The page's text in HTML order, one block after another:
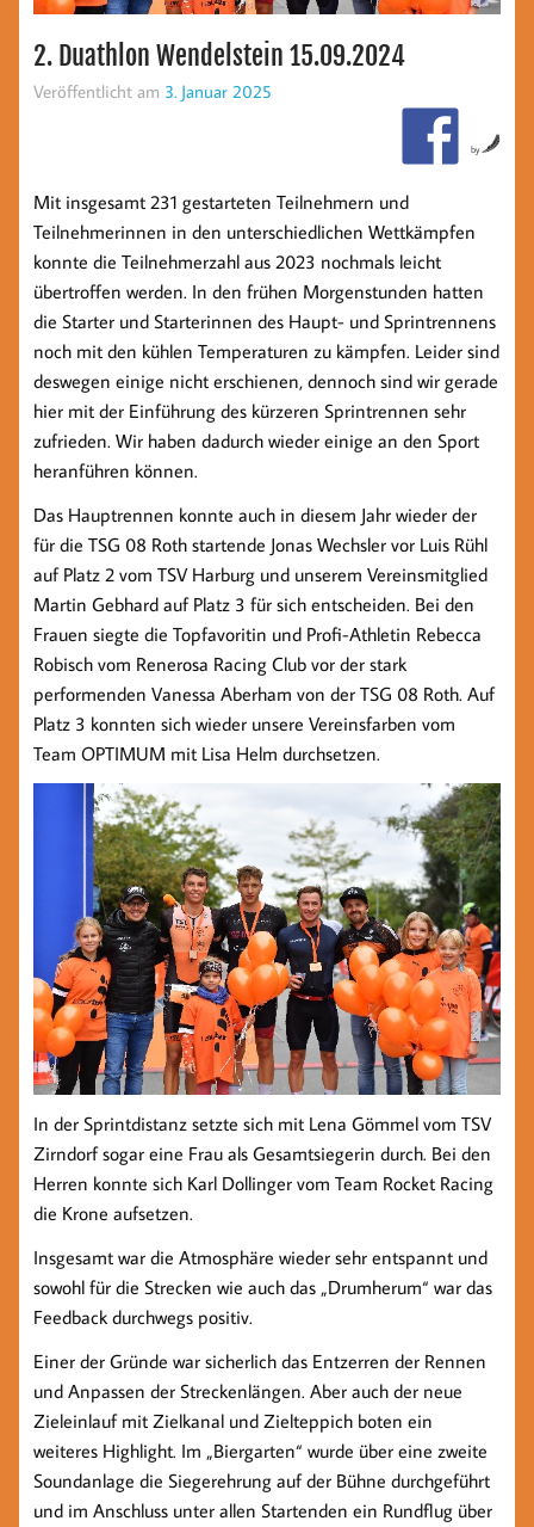
2. Duathlon Wendelstein 15.09.2024
Veröffentlicht am 3. Januar 2025
by
Mit insgesamt 231 gestarteten Teilnehmern und
Teilnehmerinnen in den unterschiedlichen Wettkämpfen
konnte die Teilnehmerzahl aus 2023 nochmals leicht
übertroffen werden. In den frühen Morgenstunden hatten
die Starter und Starterinnen des Haupt- und Sprintrennens
noch mit den kühlen Temperaturen zu kämpfen. Leider sind
deswegen einige nicht erschienen, dennoch sind wir gerade
hier mit der Einführung des kürzeren Sprintrennen sehr
zufrieden. Wir haben dadurch wieder einige an den Sport
heranführen können.
Das Hauptrennen konnte auch in diesem Jahr wieder der
für die TSG 08 Roth startende Jonas Wechsler vor Luis Rühl
auf Platz 2 vom TSV Harburg und unserem Vereinsmitglied
Martin Gebhard auf Platz 3 für sich entscheiden. Bei den
Frauen siegte die Topfavoritin und Profi-Athletin Rebecca
Robisch vom Renerosa Racing Club vor der stark
performenden Vanessa Aberham von der TSG 08 Roth. Auf
Platz 3 konnten sich wieder unsere Vereinsfarben vom
Team OPTIMUM mit Lisa Helm durchsetzen.
In der Sprintdistanz setzte sich mit Lena Gömmel vom TSV
Zirndorf sogar eine Frau als Gesamtsiegerin durch. Bei den
Herren konnte sich Karl Dollinger vom Team Rocket Racing
die Krone aufsetzen.
Insgesamt war die Atmosphäre wieder sehr entspannt und
sowohl für die Strecken wie auch das „Drumherum“ war das
Feedback durchwegs positiv.
Einer der Gründe war sicherlich das Entzerren der Rennen
und Anpassen der Streckenlängen. Aber auch der neue
Zieleinlauf mit Zielkanal und Zielteppich boten ein
weiteres Highlight. Im „Biergarten“ wurde über eine zweite
Soundanlage die Siegerehrung auf der Bühne durchgeführt
und im Anschluss unter allen Startenden ein Rundflug über